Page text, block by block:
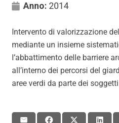
Anno: 2014
Intervento di valorizzazione
mediante un insieme
l’abbattimento delle barriere
all’interno dei percorsi del
aree verdi da parte dei